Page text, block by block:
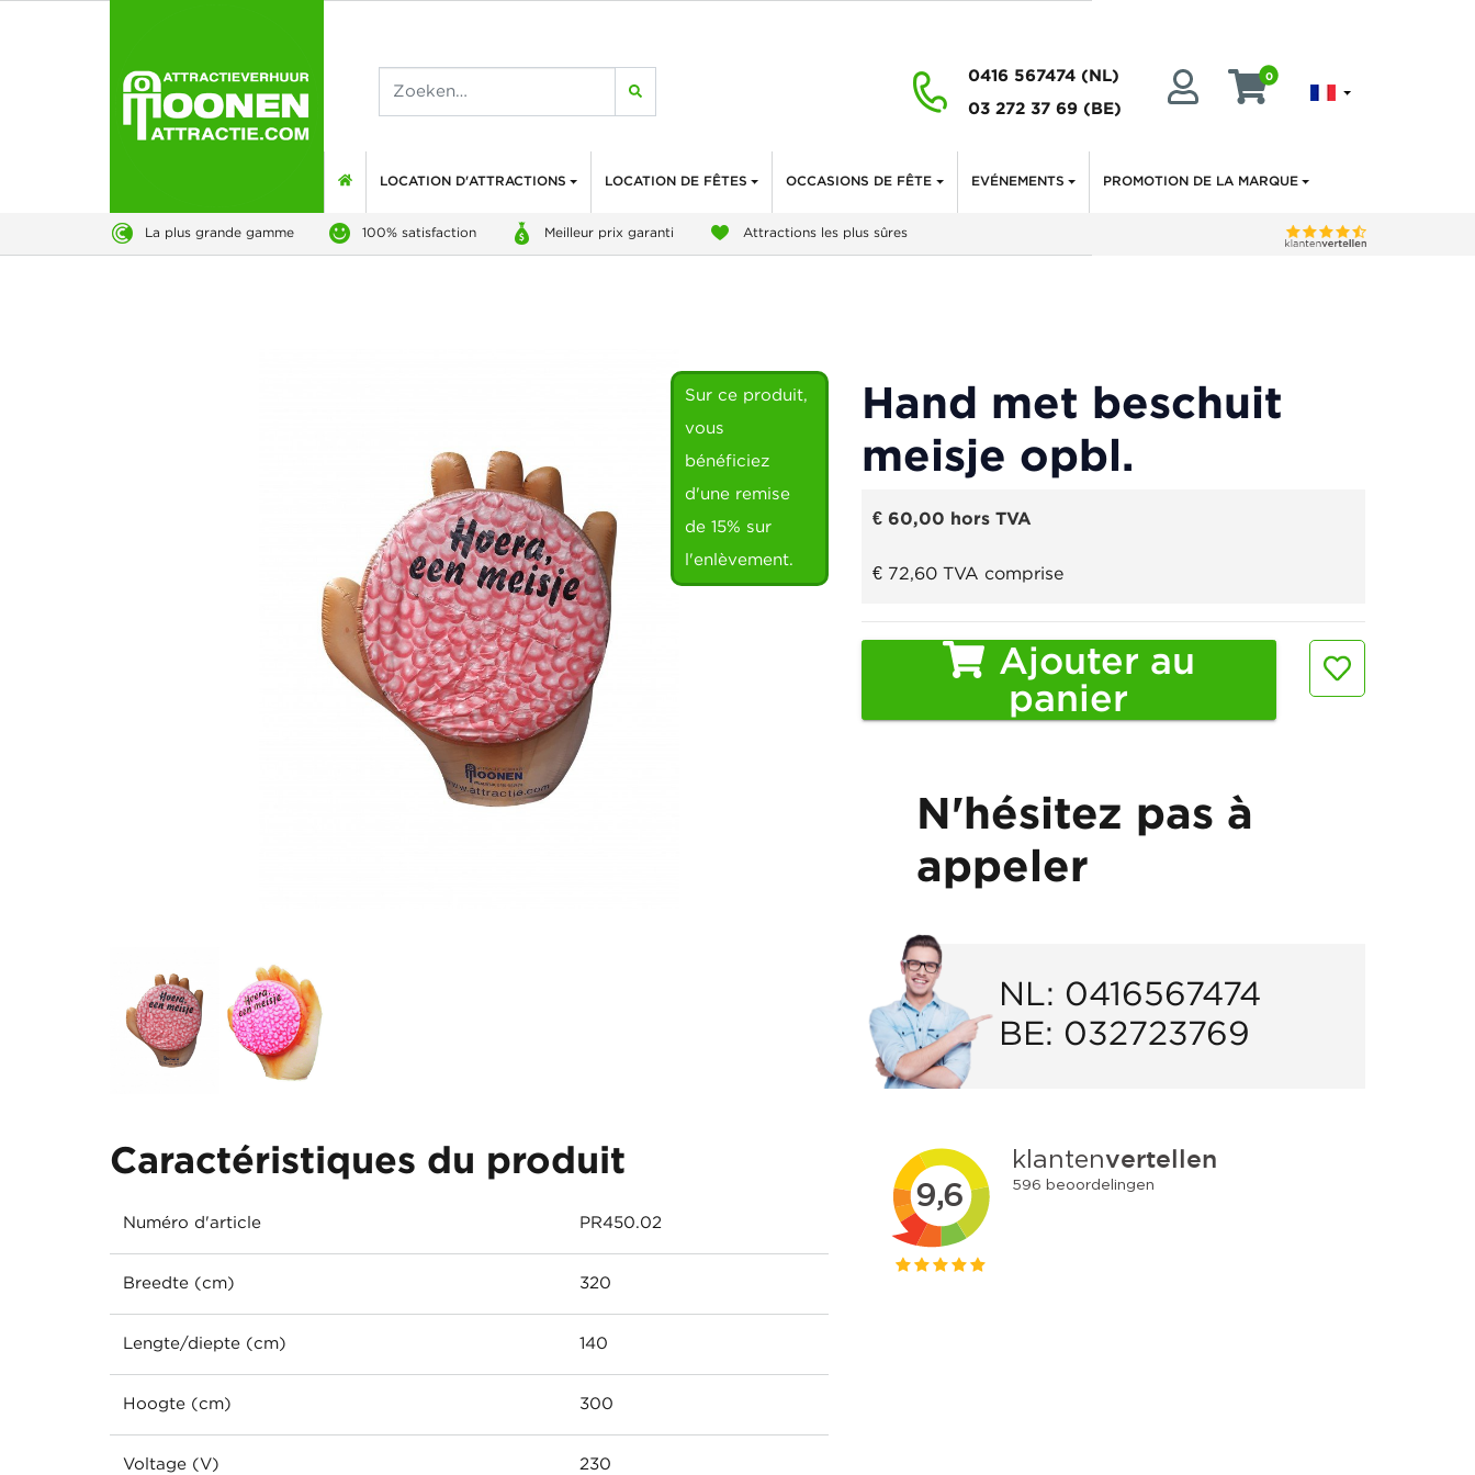
0416 567474 (NL)
03 272 37 69 (BE)
0
LOCATION D'ATTRACTIONS LOCATION DE FÊTES OCCASIONS DE FÊTE EVÉNEMENTS PROMOTION DE LA MARQUE
La plus grande gamme 100% satisfaction Meilleur prix garanti Attractions les plus sûres
Sur ce produit,
vous
bénéficiez
d'une remise
de 15% sur
l'enlèvement.
Caractéristiques du produit
Numéro d'article PR450.02
Breedte (cm) 320
Lengte/diepte (cm) 140
Hoogte (cm) 300
Voltage (V) 230
Hand met beschuit
meisje opbl.
€ 60,00 hors TVA
€ 72,60 TVA comprise
panier
N'hésitez pas à
appeler
NL: 0416567474
BE: 032723769